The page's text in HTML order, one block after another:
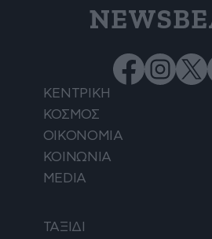
ΚΕΝΤΡΙΚΗ
ΚΟΣΜΟΣ
ΟΙΚΟΝΟΜΙΑ
ΚΟΙΝΩΝΙΑ
MEDIA
ΤΑΞΙΔΙ